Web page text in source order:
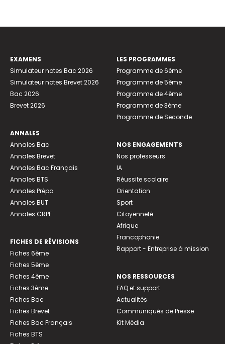
EXAMENS
Simulateur notes Bac 2026
Simulateur notes Brevet 2026
Bac 2026
Brevet 2026
ANNALES
Annales Bac
Annales Brevet
Annales Bac Français
Annales BTS
Annales Prépa
Annales BUT
Annales CRPE
FICHES DE RÉVISIONS
Fiches 6ème
Fiches 5ème
Fiches 4ème
Fiches 3ème
Fiches Bac
Fiches Brevet
Fiches Bac Français
Fiches BTS
LES PROGRAMMES
Programme de 6ème
Programme de 5ème
Programme de 4ème
Programme de 3ème
Programme de Seconde
NOS ENGAGEMENTS
Nos professeurs
IA
Réussite scolaire
Orientation
Sport
Citoyenneté
Afrique
Francophonie
Rapport - Entreprise à mission
NOS RESSOURCES
FAQ et support
Actualités
Communiqués de Presse
Kit Média